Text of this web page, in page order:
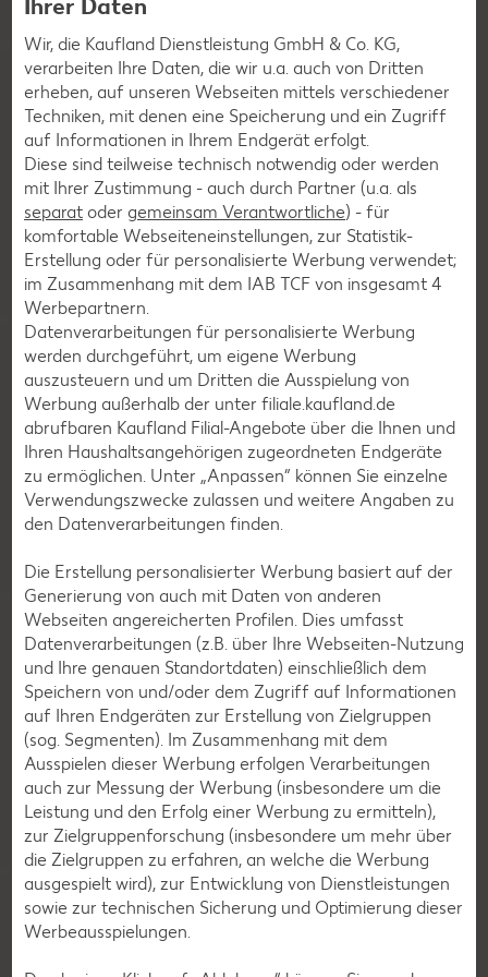
Aufräumaktion erleben und lernen. Schaue jetzt rein!
Lerne Kuniboound seine Freunde kennen
Waschbär Kuniboo
Dachs Snoozy
Ihrer Daten
Wir, die Kaufland Dienstleistung GmbH & Co. KG,
verarbeiten Ihre Daten, die wir u.a. auch von Dritten
erheben, auf unseren Webseiten mittels verschiedener
Techniken, mit denen eine Speicherung und ein Zugriff
auf Informationen in Ihrem Endgerät erfolgt.
Diese sind teilweise technisch notwendig oder werden
mit Ihrer Zustimmung - auch durch Partner (u.a. als
separat oder gemeinsam Verantwortliche) - für
komfortable Webseiteneinstellungen, zur Statistik-
Erstellung oder für personalisierte Werbung verwendet;
im Zusammenhang mit dem IAB TCF von insgesamt 4
Werbepartnern.
Datenverarbeitungen für personalisierte Werbung
werden durchgeführt, um eigene Werbung
auszusteuern und um Dritten die Ausspielung von
Werbung außerhalb der unter filiale.kaufland.de
abrufbaren Kaufland Filial-Angebote über die Ihnen und
Ihren Haushaltsangehörigen zugeordneten Endgeräte
zu ermöglichen. Unter „Anpassen“ können Sie einzelne
Verwendungszwecke zulassen und weitere Angaben zu
den Datenverarbeitungen finden.
Die Erstellung personalisierter Werbung basiert auf der
Generierung von auch mit Daten von anderen
Webseiten angereicherten Profilen. Dies umfasst
Datenverarbeitungen (z.B. über Ihre Webseiten-Nutzung
und Ihre genauen Standortdaten) einschließlich dem
Speichern von und/oder dem Zugriff auf Informationen
auf Ihren Endgeräten zur Erstellung von Zielgruppen
(sog. Segmenten). Im Zusammenhang mit dem
Ausspielen dieser Werbung erfolgen Verarbeitungen
auch zur Messung der Werbung (insbesondere um die
Leistung und den Erfolg einer Werbung zu ermitteln),
zur Zielgruppenforschung (insbesondere um mehr über
die Zielgruppen zu erfahren, an welche die Werbung
ausgespielt wird), zur Entwicklung von Dienstleistungen
sowie zur technischen Sicherung und Optimierung dieser
Werbeausspielungen.